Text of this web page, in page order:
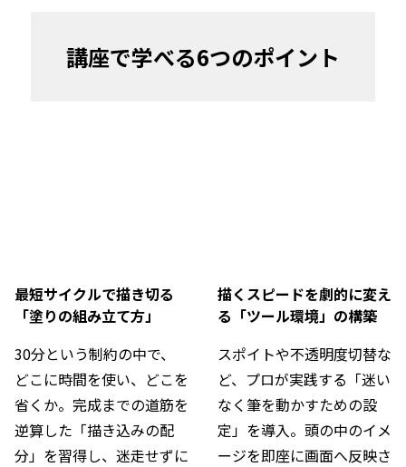
講座で学べる6つのポイント
最短サイクルで描き切る
「塗りの組み立て方」
30分という制約の中で、
どこに時間を使い、どこを
省くか。完成までの道筋を
逆算した「描き込みの配
分」を習得し、迷走せずに
描くスピードを劇的に変え
る「ツール環境」の構築
スポイトや不透明度切替な
ど、プロが実践する「迷い
なく筆を動かすための設
定」を導入。頭の中のイメ
ージを即座に画面へ反映さ